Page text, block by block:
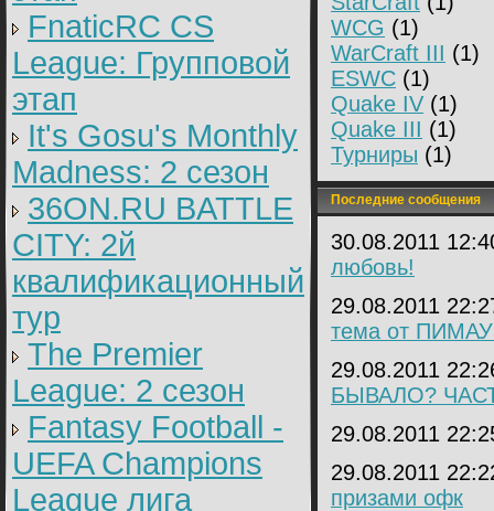
FnaticRC CS
League: Групповой
этап
It's Gosu's Monthly
Madness: 2 сезон
36ON.RU BATTLE
CITY: 2й
квалификационный
тур
The Premier
League: 2 cезон
Fantasy Football -
UEFA Champions
League лига
WCG (1)
WarCraft III (1)
ESWC (1)
Quake IV (1)
Quake III (1)
Турниры (1)
Последние сообщения
30.08.2011
любовь!
29.08.2011
тема от
29.08.2011
БЫВАЛО?
29.08.2011
29.08.2011
призами офк